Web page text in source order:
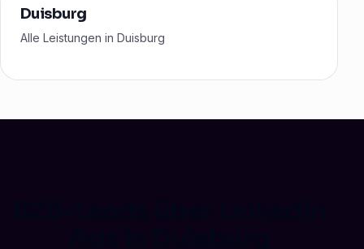
Duisburg
Alle Leistungen in Duisburg